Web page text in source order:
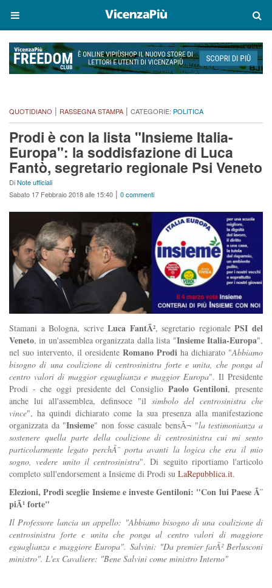
QUOTIDIANO | RASSEGNA STAMPA | CATEGORIE: POLITICA
Prodi è con la lista "Insieme Italia-
Europa": la soddisfazione di Luca
Fantò, segretario regionale Psi Veneto
DiNote ufficiali
Sabato 17 Febbraio 2018 alle 15:40 | 0 commenti
Stamani a Bologna, scriveLuca FantÃ², segretario regionalePSI del
Veneto, in un'assemblea organizzata dalla lista "Insieme Italia-Europa",
nel suo intervento, il oresidente Romano Prodi ha dichiarato "Abbiamo
bisogno di una coalizione di centrosinistra forte e unita, che ponga al
centro valori di maggior eguaglianza e maggior Europa". Il Presidente
Prodi - che oggi presidente del Consiglio Paolo Gentiloni, presente
anche lui all'assemblea, definsoce "il simbolo del centrosinistra che
vince", ha quindi dichiarato come la sua presenza alla manifestazione
organizzata da "Insieme" non fosse casuale bensÃ¬ "la testimonianza a
sostenere quella parte della coalizione di centrosinistra cui mi sento
particolarmente legato perchÃ¨ porta avanti la logica che era il mio
sogno, vedere unito il centrosinistra". Di seguito riportiamo l'articolo
completo sull'endorsement a Insieme di Prodi su LaRepubblica.it.
Elezioni, Prodi sceglie Insieme e investe Gentiloni: "Con lui Paese Ã¨
piÃ¹ forte"
Il Professore lancia un appello: "Abbiamo bisogno di una coalizione di
centrosinistra forte e unita che ponga al centro valori di maggiore
eguaglianza e maggiore Europa". Salvini: "Da premier farÃ² Berlusconi
ministro". L'ex Cavaliere: "Bene Salvini come ministro Interno"